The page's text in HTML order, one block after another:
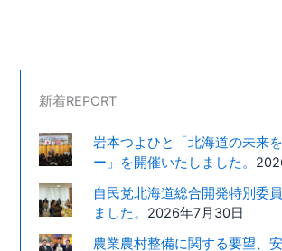
新着REPORT
岩本つよひと「北海道の未来
ー」を開催いたしました。
自民党北海道総合開発特別委
ました。 2026年7月30日
農業農村整備に関する要望、